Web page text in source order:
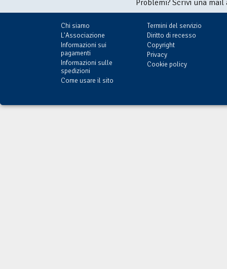
Problemi? Scrivi una
Chi siamo
L'Associazione
Informazioni sui
pagamenti
Informazioni sulle
spedizioni
Come usare il sito
Termini del servizio
Diritto di recesso
Copyright
Privacy
Cookie policy